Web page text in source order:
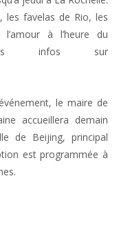
les favelas de Rio, les
à l’heure du
les infos sur
le maire de
accueillera demain
de Beijing, principal
est programmée à